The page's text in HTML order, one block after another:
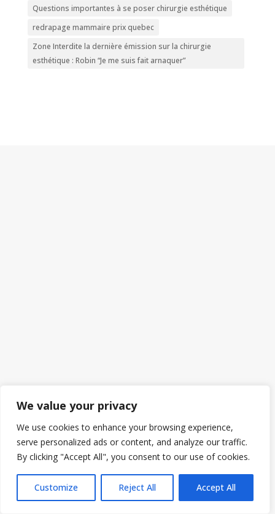
We value your privacy
We use cookies to enhance your browsing experience,
serve personalized ads or content, and analyze our traffic.
By clicking "Accept All", you consent to our use of cookies.
Customize Reject All Accept All
Questions importantes à se poser chirurgie esthétique
redrapage mammaire prix quebec
Zone Interdite la dernière émission sur la chirurgie
esthétique : Robin “Je me suis fait arnaquer”